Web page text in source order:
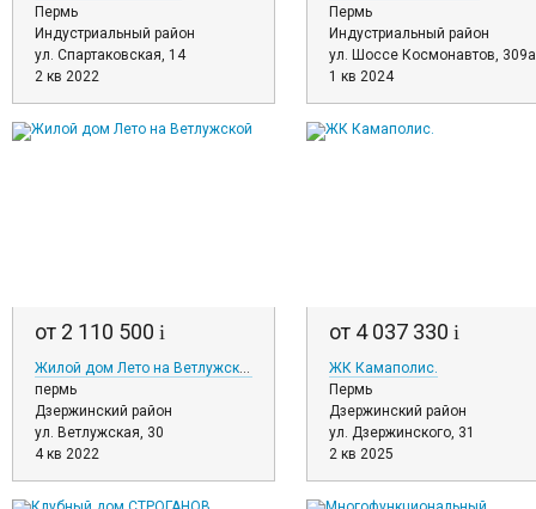
Пермь
Индустриальный район
ул. Спартаковская, 14
2 кв 2022
Пермь
Индустриальный район
ул. Шоссе Космонавтов, 309а
1 кв 2024
от 2 110 500 i
Жилой дом Лето на Ветлужской
пермь
Дзержинский район
ул. Ветлужская, 30
4 кв 2022
от 4 037 330 i
ЖК Камаполис.
Пермь
Дзержинский район
ул. Дзержинского, 31
2 кв 2025